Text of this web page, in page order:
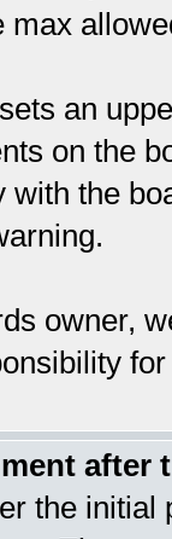
max
an
on the
the
owner,
after
the